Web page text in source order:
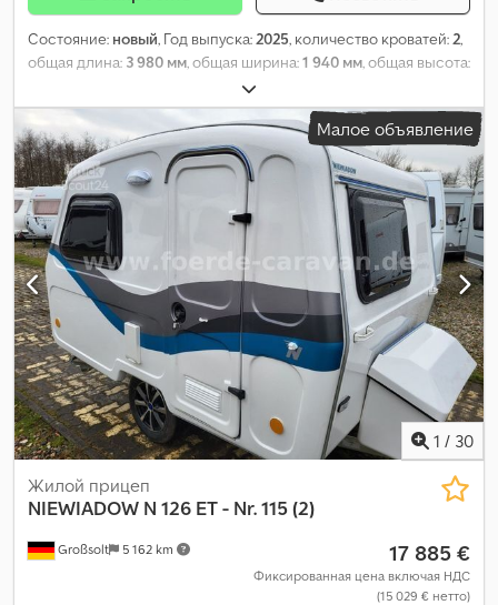
Состояние: новый, Год выпуска:2025, количество кроватей:2,
общая длина: 3 980 мм, общая ширина:1 940 мм, общая высота:
1 ось
Оборудование:ванная комната, отопитель стояночный,
Малое объявление
1 / 30
Großsolt 5 162 km
Жилой прицеп
NIEWIADOW N 126 ET - Nr. 115 (2)
17 885 €
Фиксированная цена включая НДС
(15 029 € нетто)